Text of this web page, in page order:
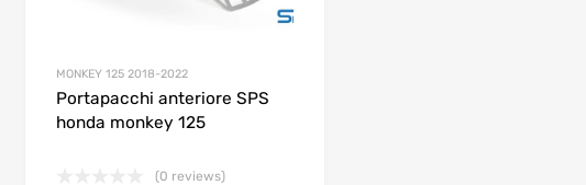
MONKEY 125 2018-2022
Portapacchi anteriore SPS
honda monkey 125
(0 reviews)